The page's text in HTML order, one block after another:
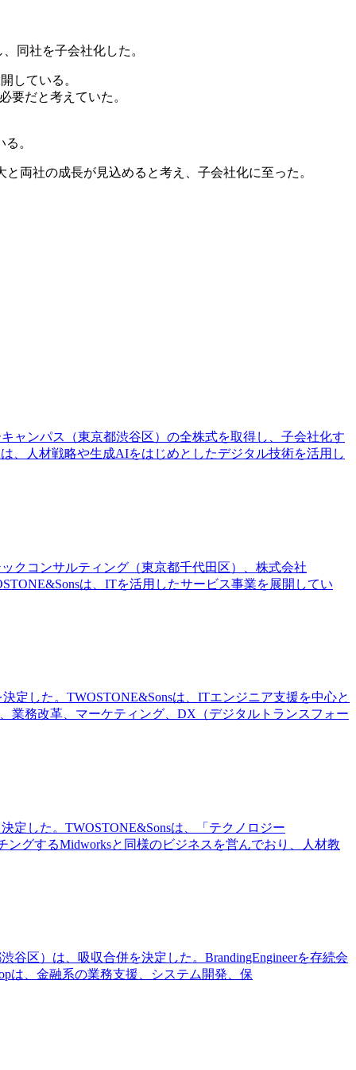
同社を子会社化した。
している。
要だと考えていた。
。
両社の成長が見込めると考え、子会社化に至った。
ャンパス（東京都渋谷区）の全株式を取得し、子会社化す
、人材戦略や生成AIをはじめとしたデジタル技術を活用し
クコンサルティング（東京都千代田区）、株式会社
は、ITを活用したサービス事業を展開してい
定した。TWOSTONE&Sonsは、ITエンジニア支援を中心と
業務改革、マーケティング、DX（デジタルトランスフォー
定した。TWOSTONE&Sonsは、「テクノロジー
ングするMidworksと同様のビジネスを営んでおり、人材教
谷区）は、吸収合併を決定した。BrandingEngineerを存続会
は、金融系の業務支援、システム開発、保